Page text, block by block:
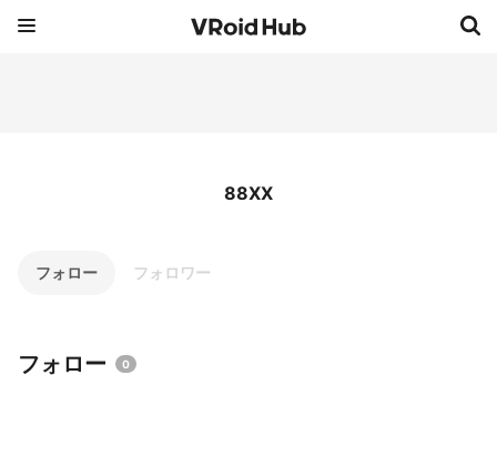
88XX
フォロー フォロワー
フォロー 0